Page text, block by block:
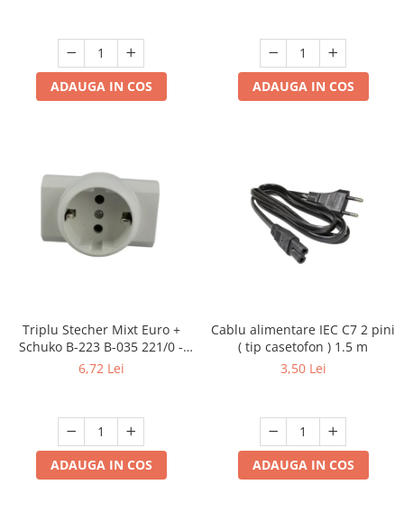
ADAUGA IN COS ADAUGA IN COS
Triplu Stecher Mixt Euro +
Schuko B-223 B-035 221/0 -
Multiplicator Priză 3 Ieșiri
6,72 Lei
ADAUGA IN COS
Cablu alimentare IEC C7 2 pini
( tip casetofon ) 1.5 m
3,50 Lei
ADAUGA IN COS